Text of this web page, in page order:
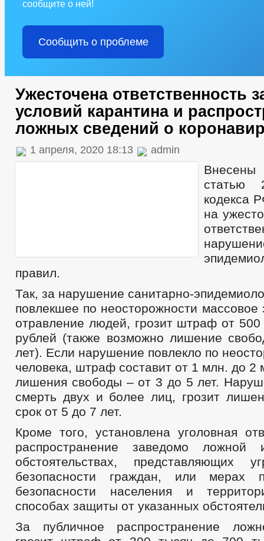
сообщите о ней!
Сообщить о проблеме
Ужесточена ответственность
условий карантина и
ложных сведений о
1 апреля, 2020 18:13 admin
статью
кодекса
на
правил.
Так, за нарушение санитарно-
повлекшее по неосторожности массовое
отравление людей, грозит штраф от
рублей (также возможно лишение
лет). Если нарушение повлекло по
человека, штраф составит от 1 млн. до 2
лишения свободы – от 3 до 5 лет.
смерть двух и более лиц, грозит
срок от 5 до 7 лет.
Кроме того, установлена уголовная
распространение заведомо ложной
обстоятельствах, представляющих
безопасности граждан, или мерах
безопасности населения и
способах защиты от указанных
За публичное распространение